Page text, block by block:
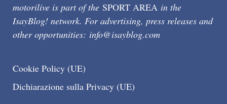
motorilive is part of the SPORT AREA in the
IsayBlog! network. For advertising, press releases and
other opportunities: info@isayblog.com
Cookie Policy (UE)
Dichiarazione sulla Privacy (UE)